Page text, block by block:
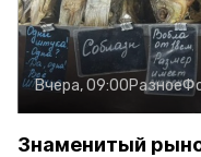
Вчера, 09:00Разное
Знаменитый